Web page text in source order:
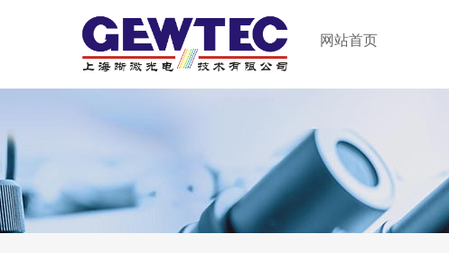
网站首页
GEWTEC LTD.
上海晰微光电技术有限公司